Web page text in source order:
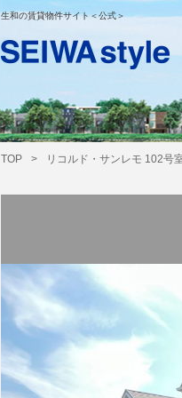
生和の賃貸物件サイト＜公式＞
TOP > リコルド・サンレモ 102号